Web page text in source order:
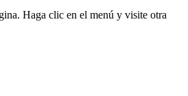
Haga clic en el menú y visite otra